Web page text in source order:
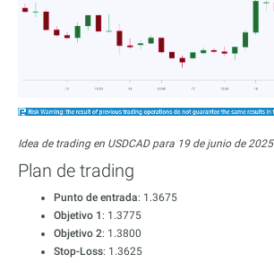
Idea de trading en USDCAD para 19 de junio de 2025
Plan de trading
Punto de entrada: 1.3675
Objetivo 1: 1.3775
Objetivo 2: 1.3800
Stop-Loss: 1.3625